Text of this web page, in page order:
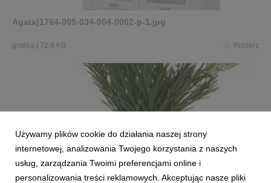
Agata)1764-005-034-004-0002-p-1.jpg
grafika | 72,4 KB Pobierz
Agata_0300-8wha.JPG
grafika|
Używamy plików cookie do działania naszej strony
internetowej, analizowania Twojego korzystania z naszych
usług, zarządzania Twoimi preferencjami online i
personalizowania treści reklamowych. Akceptując nasze pliki